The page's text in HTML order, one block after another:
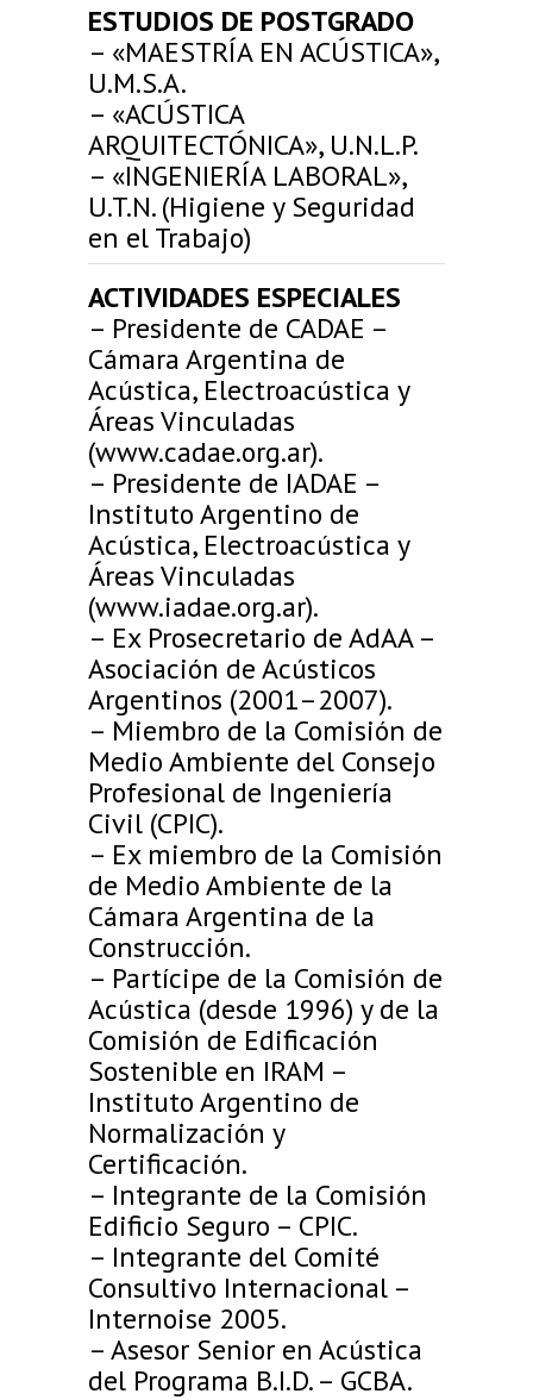
ESTUDIOS DE POSTGRADO
– «MAESTRÍA EN ACÚSTICA»,
U.M.S.A.
– «ACÚSTICA
ARQUITECTÓNICA», U.N.L.P.
– «INGENIERÍA LABORAL»,
U.T.N. (Higiene y Seguridad
en el Trabajo)
ACTIVIDADES ESPECIALES
– Presidente de CADAE –
Cámara Argentina de
Acústica, Electroacústica y
Áreas Vinculadas
(www.cadae.org.ar).
– Presidente de IADAE –
Instituto Argentino de
Acústica, Electroacústica y
Áreas Vinculadas
(www.iadae.org.ar).
– Ex Prosecretario de AdAA –
Asociación de Acústicos
Argentinos (2001–2007).
– Miembro de la Comisión de
Medio Ambiente del Consejo
Profesional de Ingeniería
Civil (CPIC).
– Ex miembro de la Comisión
de Medio Ambiente de la
Cámara Argentina de la
Construcción.
– Partícipe de la Comisión de
Acústica (desde 1996) y de la
Comisión de Edificación
Sostenible en IRAM –
Instituto Argentino de
Normalización y
Certificación.
– Integrante de la Comisión
Edificio Seguro – CPIC.
– Integrante del Comité
Consultivo Internacional –
Internoise 2005.
– Asesor Senior en Acústica
del Programa B.I.D. – GCBA.